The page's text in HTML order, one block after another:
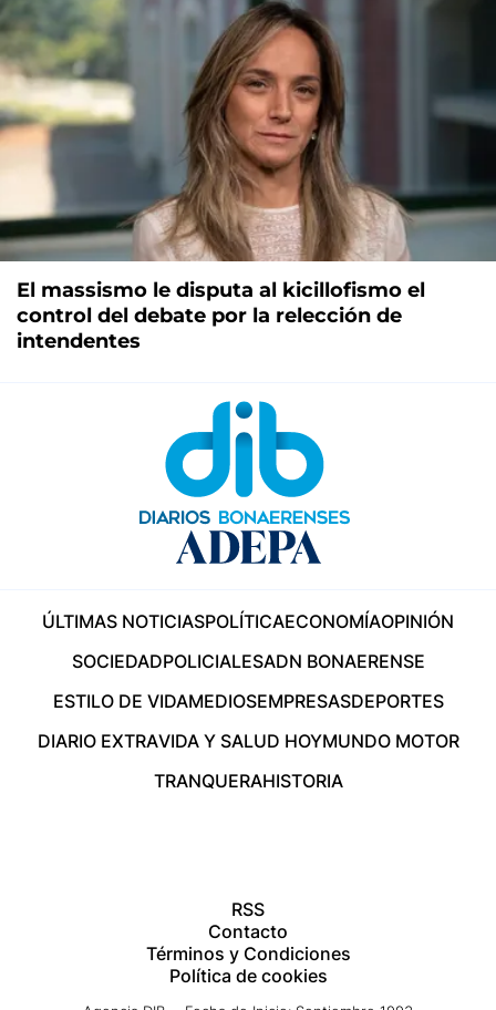
El massismo le disputa al kicillofismo el
control del debate por la relección de
intendentes
ÚLTIMAS NOTICIASPOLÍTICAECONOMÍAOPINIÓN
SOCIEDADPOLICIALESADN BONAERENSE
ESTILO DE VIDAMEDIOSEMPRESASDEPORTES
DIARIO EXTRAVIDA Y SALUD HOYMUNDO MOTOR
TRANQUERAHISTORIA
RSS
Contacto
Términos y Condiciones
Política de cookies